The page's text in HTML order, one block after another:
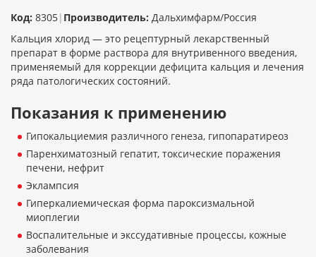
Код: 8305| Производитель: Дальхимфарм/Россия
Кальция хлорид — это рецептурный лекарственный
препарат в форме раствора для внутривенного введения,
применяемый для коррекции дефицита кальция и лечения
ряда патологических состояний.
Показания к применению
Гипокальциемия различного генеза, гипопаратиреоз
Паренхиматозный гепатит, токсические поражения
печени, нефрит
Эклампсия
Гиперкалиемическая форма пароксизмальной
миоплегии
Воспалительные и экссудативные процессы, кожные
заболевания